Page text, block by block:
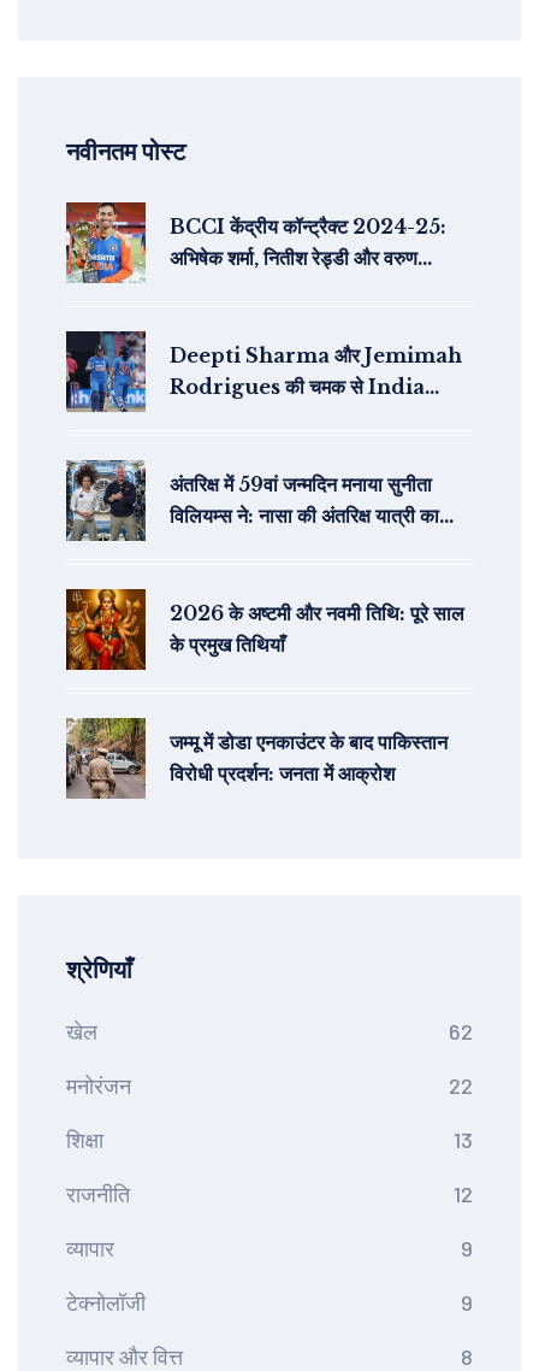
नवीनतम पोस्ट
BCCI केंद्रीय कॉन्ट्रैक्ट 2024-25:
अभिषेक शर्मा, नितीश रेड्डी और वरुण
Deepti Sharma और Jemimah
Rodrigues की चमक से India
अंतरिक्ष में 59वां जन्मदिन मनाया सुनीता
विलियम्स ने: नासा की अंतरिक्ष यात्री का
2026 के अष्टमी और नवमी तिथि: पूरे साल
के प्रमुख तिथियाँ
जम्मू में डोडा एनकाउंटर के बाद पाकिस्तान
विरोधी प्रदर्शन: जनता में आक्रोश
श्रेणियाँ
खेल 62
मनोरंजन 22
शिक्षा 13
राजनीति 12
व्यापार 9
टेक्नोलॉजी 9
व्यापार और वित्त 8